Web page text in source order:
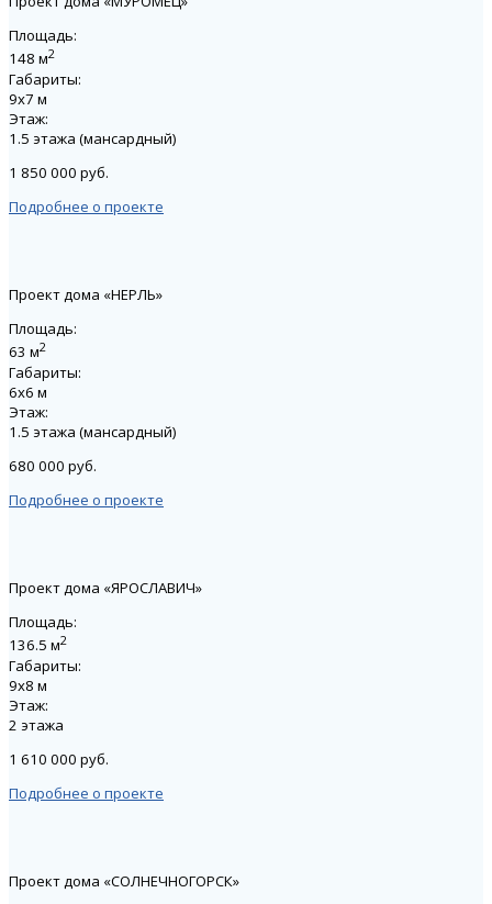
Площадь:
148 м2
Габариты:
9х7 м
Этаж:
1.5 этажа (мансардный)
1 850 000 руб.
Подробнее о проекте
Проект дома «НЕРЛЬ»
Площадь:
63 м2
Габариты:
6х6 м
Этаж:
1.5 этажа (мансардный)
680 000 руб.
Подробнее о проекте
Проект дома «ЯРОСЛАВИЧ»
Площадь:
136.5 м2
Габариты:
9х8 м
Этаж:
2 этажа
1 610 000 руб.
Подробнее о проекте
Проект дома «СОЛНЕЧНОГОРСК»